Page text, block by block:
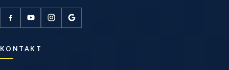
KONTAKT